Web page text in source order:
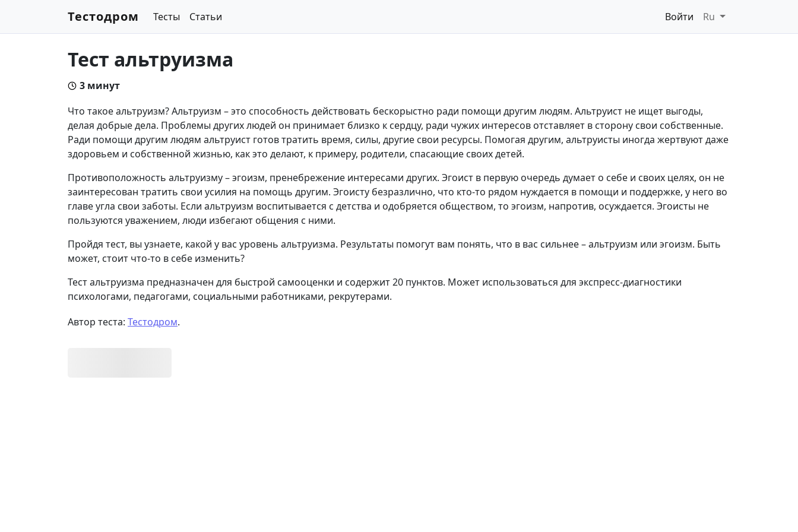
Тестодром Тесты Статьи Войти Ru
Тест альтруизма
3 минут
Что такое альтруизм? Альтруизм – это способность действовать бескорыстно ради помощи другим людям. Альтруист не ищет выгоды,
делая добрые дела. Проблемы других людей он принимает близко к сердцу, ради чужих интересов отставляет в сторону свои собственные.
Ради помощи другим людям альтруист готов тратить время, силы, другие свои ресурсы. Помогая другим, альтруисты иногда жертвуют даже
здоровьем и собственной жизнью, как это делают, к примеру, родители, спасающие своих детей.
Противоположность альтруизму – эгоизм, пренебрежение интересами других. Эгоист в первую очередь думает о себе и своих целях, он не
заинтересован тратить свои усилия на помощь другим. Эгоисту безразлично, что кто-то рядом нуждается в помощи и поддержке, у него во
главе угла свои заботы. Если альтруизм воспитывается с детства и одобряется обществом, то эгоизм, напротив, осуждается. Эгоисты не
пользуются уважением, люди избегают общения с ними.
Пройдя тест, вы узнаете, какой у вас уровень альтруизма. Результаты помогут вам понять, что в вас сильнее – альтруизм или эгоизм. Быть
может, стоит что-то в себе изменить?
Тест альтруизма предназначен для быстрой самооценки и содержит 20 пунктов. Может использоваться для экспресс-диагностики
психологами, педагогами, социальными работниками, рекрутерами.
Автор теста: Тестодром.